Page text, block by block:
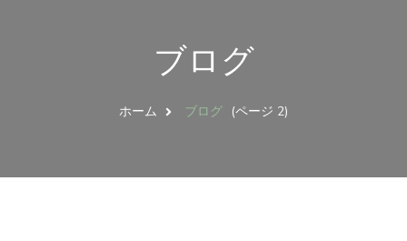
ブログ
ホーム ブログ (ページ 2)